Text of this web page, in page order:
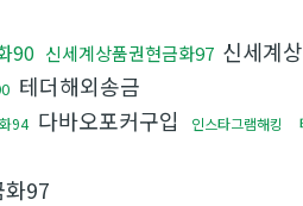
90 신세계상품권현금화97 신세계
테더해외송금
94 다바오포커구입 인스타그램해킹
화97